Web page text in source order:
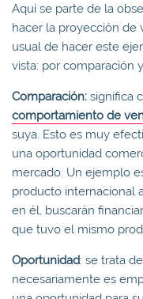
Aquí se parte de la
hacer la proyección de
usual de hacer este
vista: por comparación
Comparación: significa
comportamiento de
suya. Esto es muy
una oportunidad
mercado. Un ejemplo
producto internacional
en él, buscarán
que tuvo el mismo
Oportunidad: se trata
necesariamente es